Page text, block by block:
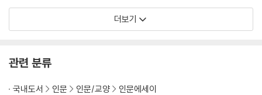
더보기
관련 분류
국내도서 인문 인문/교양
인문에세이